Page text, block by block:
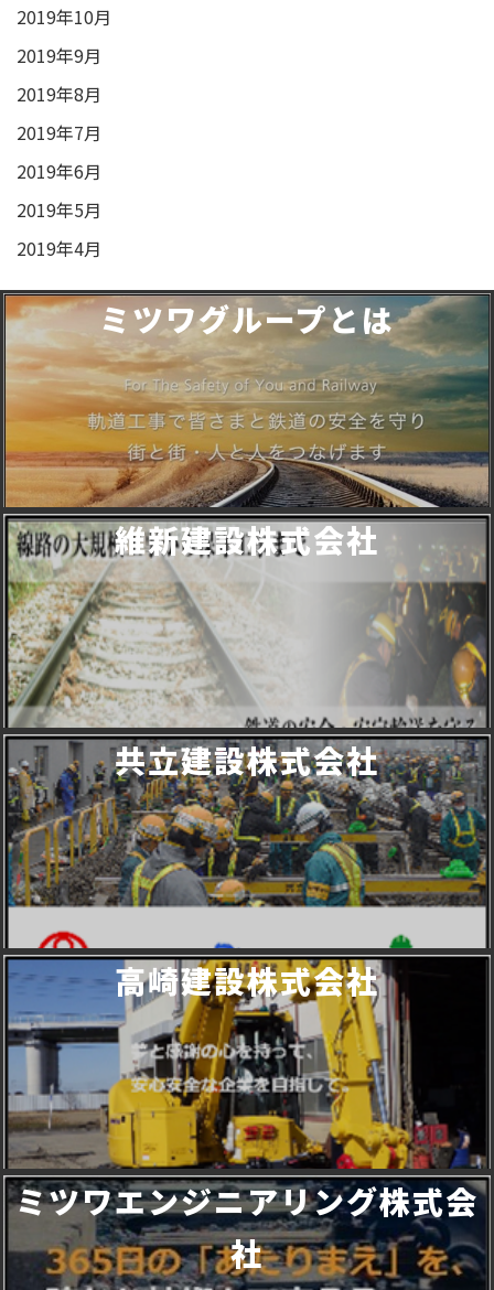
2019年10月
2019年9月
2019年8月
2019年7月
2019年6月
2019年5月
2019年4月
ミツワグループとは
維新建設株式会社
共立建設株式会社
高崎建設株式会社
ミツワエンジニアリング株式会
社